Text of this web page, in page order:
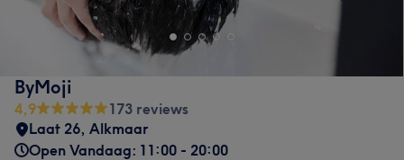
ByMoji
4,9
173 reviews
Laat 26, Alkmaar
Open Vandaag: 11:00 - 20:00